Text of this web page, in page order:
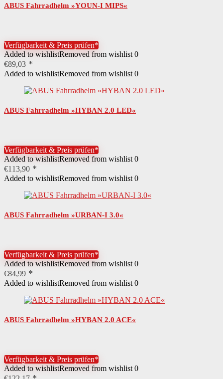
ABUS Fahrradhelm »YOUN-I MIPS«
Verfügbarkeit & Preis prüfen*
Added to wishlistRemoved from wishlist 0
€89,03
Added to wishlistRemoved from wishlist 0
ABUS Fahrradhelm »HYBAN 2.0 LED«
Verfügbarkeit & Preis prüfen*
Added to wishlistRemoved from wishlist 0
€113,90
Added to wishlistRemoved from wishlist 0
ABUS Fahrradhelm »URBAN-I 3.0«
Verfügbarkeit & Preis prüfen*
Added to wishlistRemoved from wishlist 0
€84,99
Added to wishlistRemoved from wishlist 0
ABUS Fahrradhelm »HYBAN 2.0 ACE«
Verfügbarkeit & Preis prüfen*
Added to wishlistRemoved from wishlist 0